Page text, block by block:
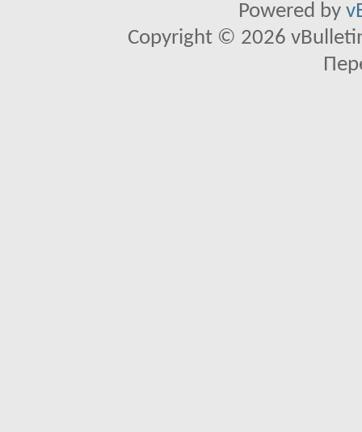
Powered by
Copyright © 2026